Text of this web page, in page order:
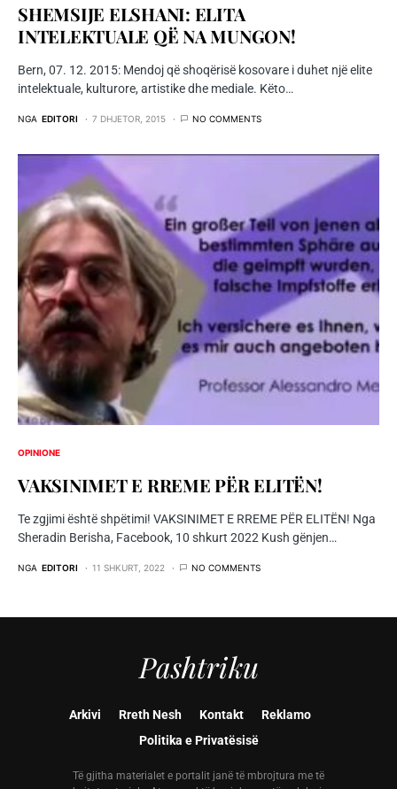
SHEMSIJE ELSHANI: ELITA
INTELEKTUALE QË NA MUNGON!
Bern, 07. 12. 2015: Mendoj që shoqërisë kosovare i duhet një elite
intelektuale, kulturore, artistike dhe mediale. Këto…
NGA EDITORI 7 DHJETOR, 2015 NO COMMENTS
OPINIONE
VAKSINIMET E RREME PËR ELITËN!
Te zgjimi është shpëtimi! VAKSINIMET E RREME PËR ELITËN! Nga
Sheradin Berisha, Facebook, 10 shkurt 2022 Kush gënjen…
NGA EDITORI 11 SHKURT, 2022 NO COMMENTS
Pashtriku
Arkivi Rreth Nesh Kontakt
Reklamo
Politika e Privatësisë
Të gjitha materialet e portalit janë të mbrojtura me të